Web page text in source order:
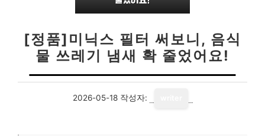
[정품]미닉스 필터 써보니, 음식
물 쓰레기 냄새 확 줄었어요!
2026-05-18 작성자: